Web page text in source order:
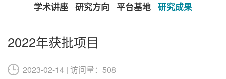
学术讲座 研究方向 平台基地 研究成果
2022年获批项目
2023-02-14 | 访问量：508